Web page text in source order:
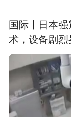
国际丨日本
术，设备剧烈